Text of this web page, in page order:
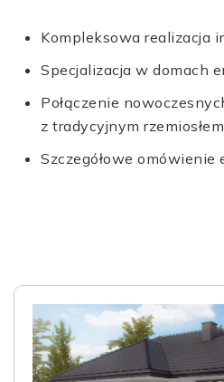
Kompleksowa realizacja
Specjalizacja w domach
Połączenie
z tradycyjnym
Szczegółowe omówienie